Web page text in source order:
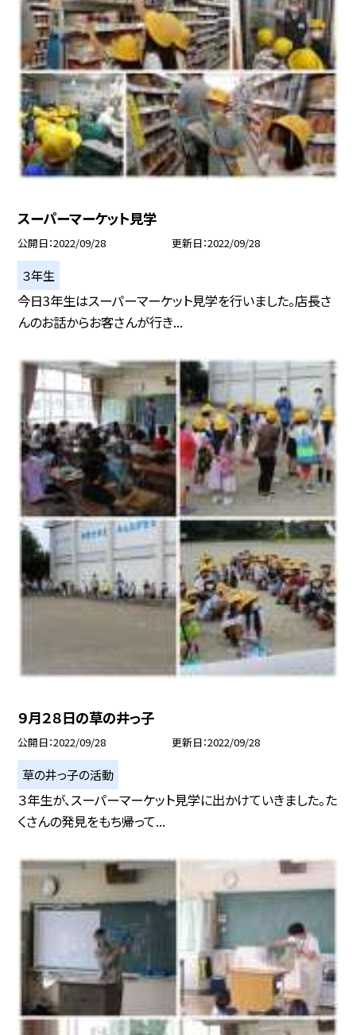
スーパーマーケット見学
公開日 2022/09/28 更新日 2022/09/28
３年生
今日3年生はスーパーマーケット見学を行いました。店長さ
んのお話からお客さんが行き...
９月２８日の草の井っ子
公開日 2022/09/28 更新日 2022/09/28
草の井っ子の活動
３年生が、スーパーマーケット見学に出かけていきました。た
くさんの発見をもち帰って...